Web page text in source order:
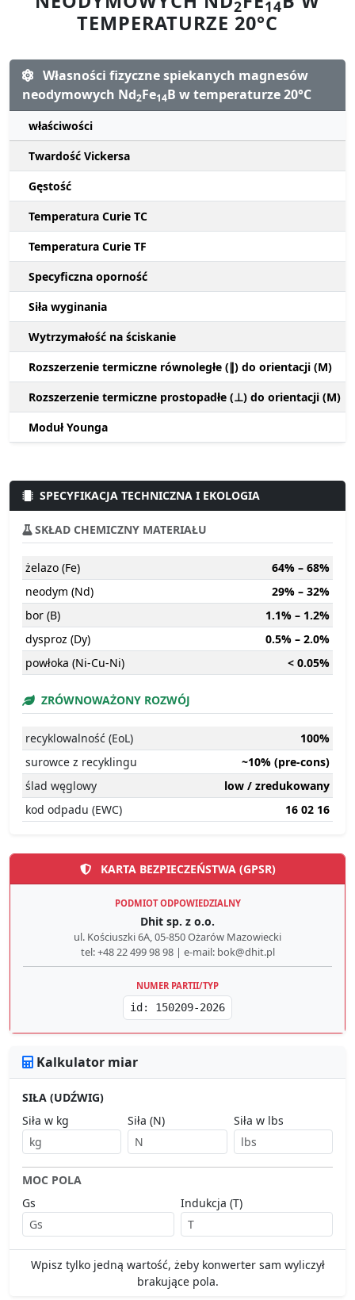
2 14
TEMPERATURZE 20°C
Własności fizyczne spiekanych magnesów
neodymowych Nd2Fe14B w temperaturze 20°C
właściwości
Twardość Vickersa
Gęstość
Temperatura Curie TC
Temperatura Curie TF
Specyficzna oporność
Siła wyginania
Wytrzymałość na ściskanie
Rozszerzenie termiczne równoległe (∥) do orientacji (M)
Rozszerzenie termiczne prostopadłe (⊥) do orientacji (M)
Moduł Younga
SPECYFIKACJA TECHNICZNA I EKOLOGIA
SKŁAD CHEMICZNY MATERIAŁU
żelazo (Fe)
64% – 68%
neodym (Nd)
29% – 32%
bor (B)
1.1% – 1.2%
dysproz (Dy)
0.5% – 2.0%
powłoka (Ni-Cu-Ni)
< 0.05%
ZRÓWNOWAŻONY ROZWÓJ
recyklowalność (EoL)
100%
surowce z recyklingu
~10% (pre-cons)
ślad węglowy
low / zredukowany
kod odpadu (EWC)
16 02 16
KARTA BEZPIECZEŃSTWA (GPSR)
PODMIOT ODPOWIEDZIALNY
Dhit sp. z o.o.
ul. Kościuszki 6A, 05-850 Ożarów Mazowiecki
tel: +48 22 499 98 98 | e-mail: bok@dhit.pl
NUMER PARTII/TYP
id: 150209-2026
Kalkulator miar
SIŁA (UDŹWIG)
Siła w kg
Siła (N) Siła w lbs
MOC POLA
Gs
Indukcja (T)
Wpisz tylko jedną wartość, żeby konwerter sam wyliczył
brakujące pola.